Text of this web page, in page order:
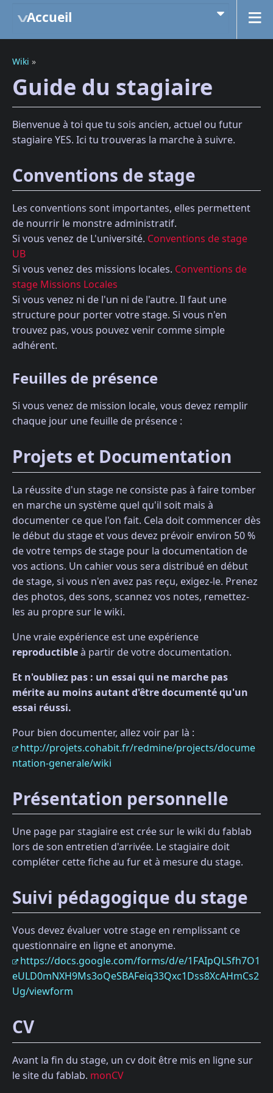
Accueil
Wiki »
Guide du stagiaire
Bienvenue à toi que tu sois ancien, actuel ou futur
stagiaire YES. Ici tu trouveras la marche à suivre.
Conventions de stage
Les conventions sont importantes, elles permettent
de nourrir le monstre administratif.
Si vous venez de L'université. Conventions de stage
UB
Si vous venez des missions locales. Conventions de
stage Missions Locales
Si vous venez ni de l'un ni de l'autre. Il faut une
structure pour porter votre stage. Si vous n'en
trouvez pas, vous pouvez venir comme simple
adhérent.
Feuilles de présence
Si vous venez de mission locale, vous devez remplir
chaque jour une feuille de présence :
Projets et Documentation
La réussite d'un stage ne consiste pas à faire tomber
en marche un système quel qu'il soit mais à
documenter ce que l'on fait. Cela doit commencer dès
le début du stage et vous devez prévoir environ 50 %
de votre temps de stage pour la documentation de
vos actions. Un cahier vous sera distribué en début
de stage, si vous n'en avez pas reçu, exigez-le. Prenez
des photos, des sons, scannez vos notes, remettez-
les au propre sur le wiki.
Une vraie expérience est une expérience
reproductibleà partir de votre documentation.
Et n'oubliez pas : un essai qui ne marche pas
mérite au moins autant d'être documenté qu'un
essai réussi.
Pour bien documenter, allez voir par là :
http://projets.cohabit.fr/redmine/projects/docume
ntation-generale/wiki
Présentation personnelle
Une page par stagiaire est crée sur le wiki du fablab
lors de son entretien d'arrivée. Le stagiaire doit
compléter cette fiche au fur et à mesure du stage.
Suivi pédagogique du stage
Vous devez évaluer votre stage en remplissant ce
questionnaire en ligne et anonyme.
https://docs.google.com/forms/d/e/1FAIpQLSfh7O1
eULD0mNXH9Ms3oQeSBAFeiq33Qxc1Dss8XcAHmCs2
Ug/viewform
CV
Avant la fin du stage, un cv doit être mis en ligne sur
le site du fablab. monCV